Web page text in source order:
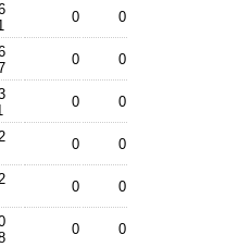
0 0
0 0
0 0
0 0
0 0
0 0